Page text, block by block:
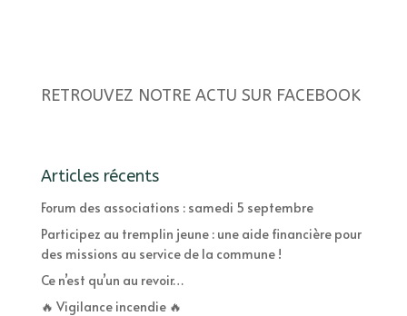
RETROUVEZ NOTRE ACTU SUR FACEBOOK
Articles récents
Forum des associations : samedi 5 septembre
Participez au tremplin jeune : une aide financière pour
des missions au service de la commune !
Ce n’est qu’un au revoir…
🔥 Vigilance incendie 🔥